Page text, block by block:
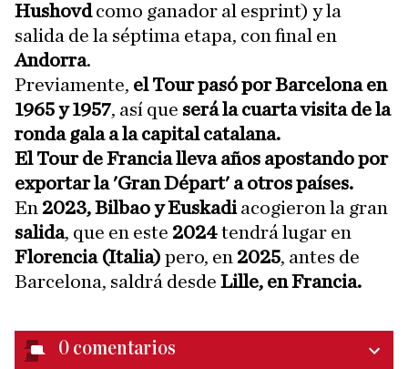
Hushovdcomo ganador al esprint) y la
salida de la séptima etapa, con final en
Andorra.
Previamente, el Tour pasó por Barcelona en
1965 y 1957, así que será la cuarta visita de la
ronda gala a la capital catalana.
El Tour de Francia lleva años apostando por
exportar la 'Gran Départ' a otros países.
En 2023, Bilbao y Euskadiacogieron la gran
salida, que en este 2024tendrá lugar en
Florencia (Italia) pero, en 2025, antes de
Barcelona, saldrá desde Lille, en Francia.
0 comentarios